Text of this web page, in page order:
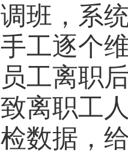
调班，系
手工逐个
员工离职
致离职工
检数据，